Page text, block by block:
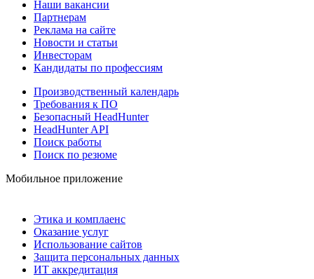
Наши вакансии
Партнерам
Реклама на сайте
Новости и статьи
Инвесторам
Кандидаты по профессиям
Производственный календарь
Требования к ПО
Безопасный HeadHunter
HeadHunter API
Поиск работы
Поиск по резюме
Мобильное приложение
Этика и комплаенс
Оказание услуг
Использование сайтов
Защита персональных данных
ИТ аккредитация